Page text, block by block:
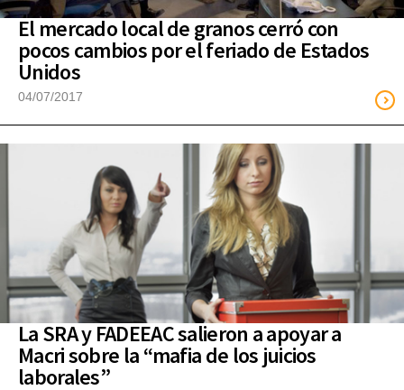
El mercado local de granos cerró con
pocos cambios por el feriado de Estados
Unidos
04/07/2017
La SRA y FADEEAC salieron a apoyar a
Macri sobre la “mafia de los juicios
laborales”